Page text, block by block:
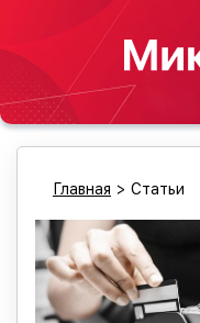
Главная > Статьи